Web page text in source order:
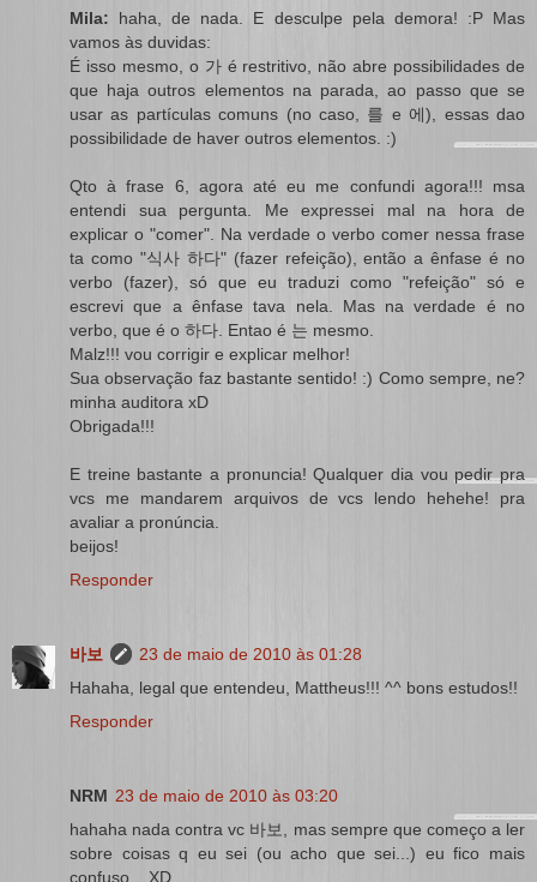
Mila: haha, de nada. E desculpe pela demora! :P Mas
vamos às duvidas:
É isso mesmo, o 가 é restritivo, não abre possibilidades de
que haja outros elementos na parada, ao passo que se
usar as partículas comuns (no caso, 를 e 에), essas dao
possibilidade de haver outros elementos. :)
Qto à frase 6, agora até eu me confundi agora!!! msa
entendi sua pergunta. Me expressei mal na hora de
explicar o "comer". Na verdade o verbo comer nessa frase
ta como "식사 하다" (fazer refeição), então a ênfase é no
verbo (fazer), só que eu traduzi como "refeição" só e
escrevi que a ênfase tava nela. Mas na verdade é no
verbo, que é o 하다. Entao é 는 mesmo.
Malz!!! vou corrigir e explicar melhor!
Sua observação faz bastante sentido! :) Como sempre, ne?
minha auditora xD
Obrigada!!!
E treine bastante a pronuncia! Qualquer dia vou pedir pra
vcs me mandarem arquivos de vcs lendo hehehe! pra
avaliar a pronúncia.
beijos!
Responder
바보
23 de maio de 2010 às 01:28
Hahaha, legal que entendeu, Mattheus!!! ^^ bons estudos!!
Responder
NRM 23 de maio de 2010 às 03:20
hahaha nada contra vc 바보, mas sempre que começo a ler
sobre coisas q eu sei (ou acho que sei...) eu fico mais
confuso... XD